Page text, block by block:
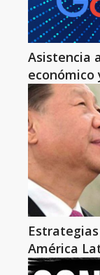
Asistencia
económico
América